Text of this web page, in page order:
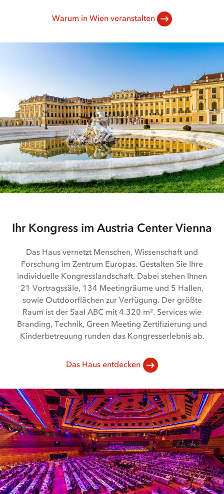
Warum in Wien veranstalten
Ihr Kongress im Austria Center Vienna
Das Haus vernetzt Menschen, Wissenschaft und
Forschung im Zentrum Europas. Gestalten Sie Ihre
individuelle Kongresslandschaft. Dabei stehen Ihnen
21 Vortragssäle, 134 Meetingräume und 5 Hallen,
sowie Outdoorflächen zur Verfügung. Der größte
Raum ist der Saal ABC mit 4.320 m². Services wie
Branding, Technik, Green Meeting Zertifizierung und
Kinderbetreuung runden das Kongresserlebnis ab.
Das Haus entdecken